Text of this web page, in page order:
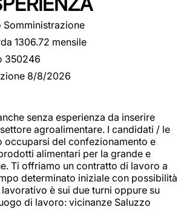
Somministrazione
1306.72 mensile
350246
8/8/2026
senza esperienza da inserire
agroalimentare. I candidati / le
occuparsi del confezionamento e
alimentari per la grande e
Ti offriamo un contratto di lavoro a
determinato iniziale con possibilità
è sui due turni oppure su
di lavoro: vicinanze Saluzzo